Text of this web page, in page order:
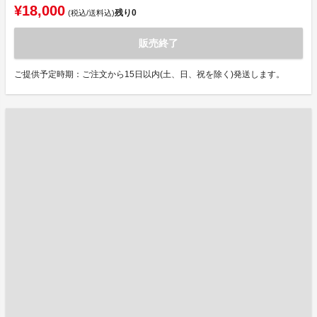
¥18,000 (税込/送料込)残り0
販売終了
ご提供予定時期：ご注文から15日以内(土、日、祝を除く)発送します。